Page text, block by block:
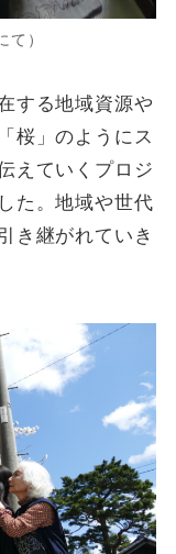
て）
する地域資源や
桜」のようにス
えていくプロジ
た。地域や世代
き継がれていき